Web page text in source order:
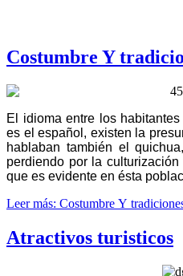
Costumbre Y
El idioma entre los
es el español, existen la
hablaban también el
perdiendo por la
que es evidente en ésta
Leer más: Costumbre Y
Atractivos turisticos